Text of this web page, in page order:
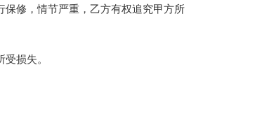
修，情节严重，乙方有权追究甲方所
损失。